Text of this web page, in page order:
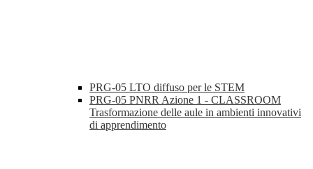
PRG-05 LTO diffuso per le STEM
PRG-05 PNRR Azione 1 - CLASSROOM
Trasformazione delle aule in ambienti innovativi
di apprendimento